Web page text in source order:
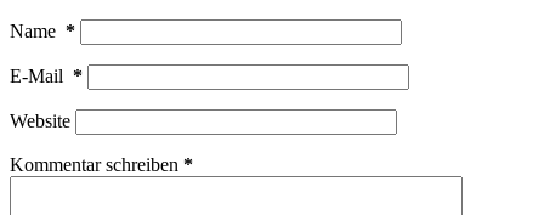
Name *
E-Mail *
Website
Kommentar schreiben *